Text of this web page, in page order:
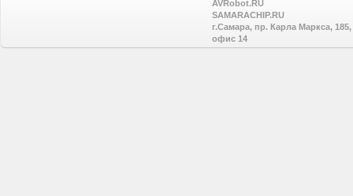
AVRobot.RU
SAMARACHIP.RU
г.Самара, пр. Карла Маркса, 185,
офис 14